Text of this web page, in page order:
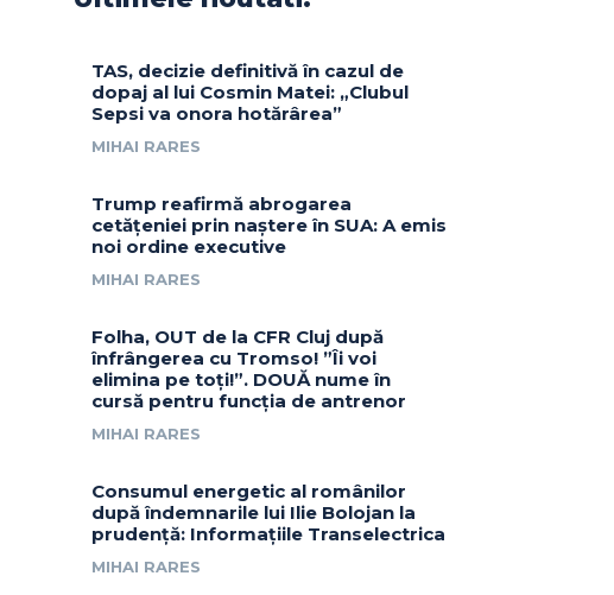
TAS, decizie definitivă în cazul de
dopaj al lui Cosmin Matei: „Clubul
Sepsi va onora hotărârea”
MIHAI RARES
Trump reafirmă abrogarea
cetățeniei prin naștere în SUA: A emis
noi ordine executive
MIHAI RARES
Folha, OUT de la CFR Cluj după
înfrângerea cu Tromso! ”Îi voi
elimina pe toți!”. DOUĂ nume în
cursă pentru funcția de antrenor
MIHAI RARES
Consumul energetic al românilor
după îndemnarile lui Ilie Bolojan la
prudență: Informațiile Transelectrica
MIHAI RARES